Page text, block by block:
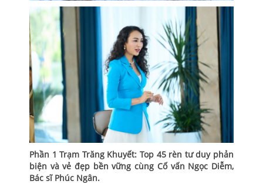
Phần 1 Trạm Trăng Khuyết: Top 45 rèn tư duy phản
biện và vẻ đẹp bền vững cùng Cố vấn Ngọc Diễm,
Bác sĩ Phúc Ngân.